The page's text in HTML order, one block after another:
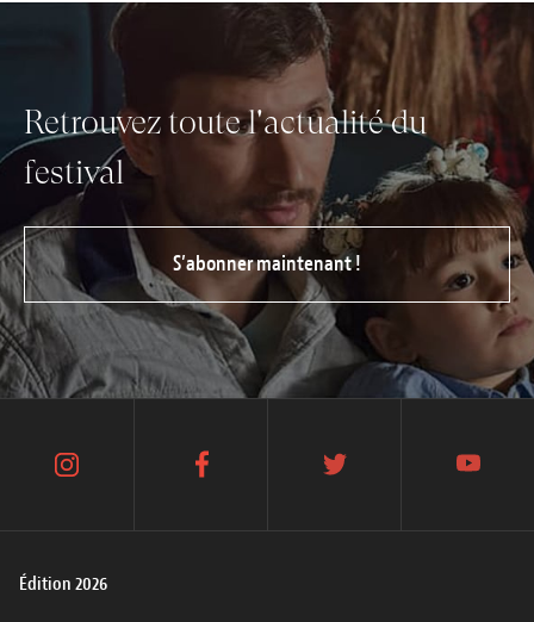
Retrouvez toute l'actualité du
festival
S’abonner maintenant !
Édition 2026
instagram facebook twitter youtube